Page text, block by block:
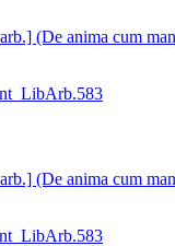
(De anima cum
(De anima cum